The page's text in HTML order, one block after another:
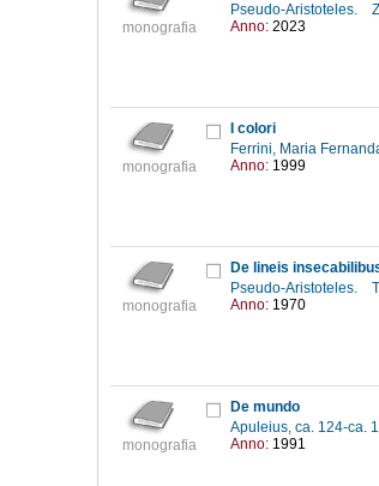
monografia
Pseudo-Aristoteles.
Anno: 2023
monografia
I colori
Ferrini, Maria
Anno: 1999
monografia
De lineis
Pseudo-Aristoteles.
Anno: 1970
monografia
De mundo
Apuleius, ca. 124-ca.
Anno: 1991